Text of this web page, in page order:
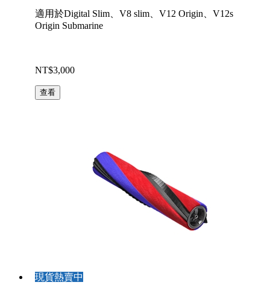
適用於Digital Slim、V8 slim、V12 Origin、V12s
Origin Submarine
NT$3,000
查看
現貨熱賣中